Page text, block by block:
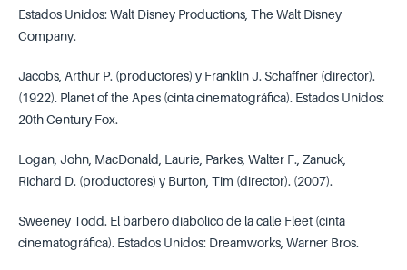
Estados Unidos: Walt Disney Productions, The Walt Disney
Company.
Jacobs, Arthur P. (productores) y Franklin J. Schaffner (director).
(1922). Planet of the Apes (cinta cinematográfica). Estados Unidos:
20th Century Fox.
Logan, John, MacDonald, Laurie, Parkes, Walter F., Zanuck,
Richard D. (productores) y Burton, Tim (director). (2007).
Sweeney Todd. El barbero diabólico de la calle Fleet (cinta
cinematográfica). Estados Unidos: Dreamworks, Warner Bros.